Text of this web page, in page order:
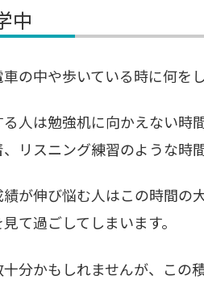
中
の中や歩いている時に何を
人は勉強机に向かえない時
リスニング練習のような時
が伸び悩む人はこの時間の
て過ごしてしまいます。
分かもしれませんが、この